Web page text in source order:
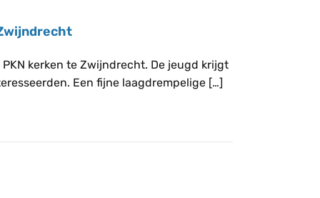
kerken te Zwijndrecht. De jeugd krijgt
Een fijne laagdrempelige […]